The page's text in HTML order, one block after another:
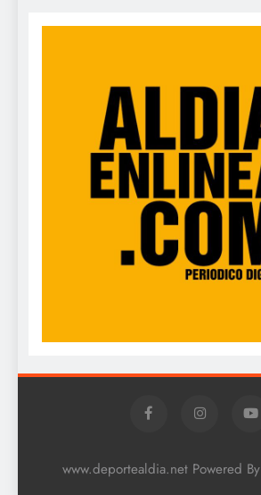
www.deportealdia.net Powered By